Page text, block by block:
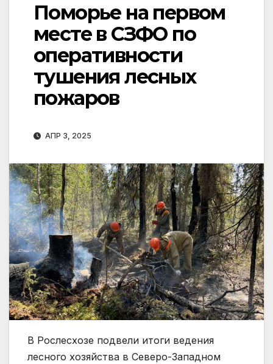
Поморье на первом
месте в СЗФО по
оперативности
тушения лесных
пожаров
АПР 3, 2025
В Рослесхозе подвели итоги ведения
лесного хозяйства в Северо-Западном